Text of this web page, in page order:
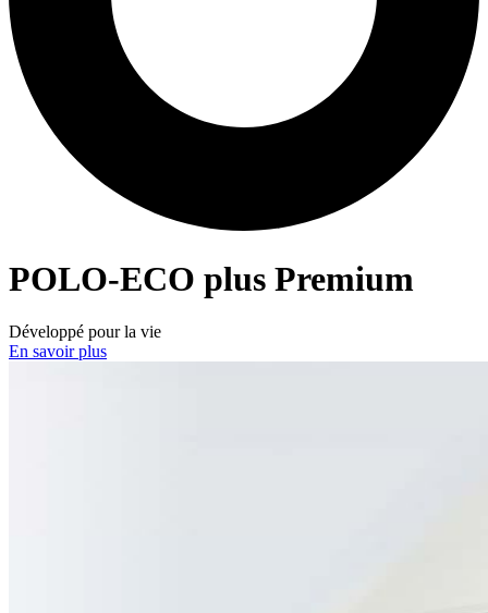
POLO-ECO plus Premium
Développé pour la vie
En savoir plus